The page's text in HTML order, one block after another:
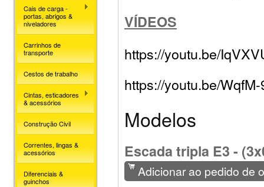
Cais de carga -
portas, abrigos &
niveladores
Carrinhos de
transporte
Cestos de trabalho
Cintas, esticadores
& acessórios
Construção Civil
Correntes, lingas &
acessórios
Diferenciais &
guinchos
VÍDEOS
https://youtu.be/
https://youtu.be/
Modelos
Escada tripla E3 -
Adicionar ao pedido de